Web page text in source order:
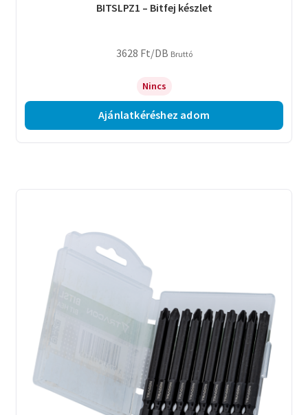
BITSLPZ1 – Bitfej készlet
3628 Ft/DB Bruttó
Nincs
Ajánlatkéréshez adom